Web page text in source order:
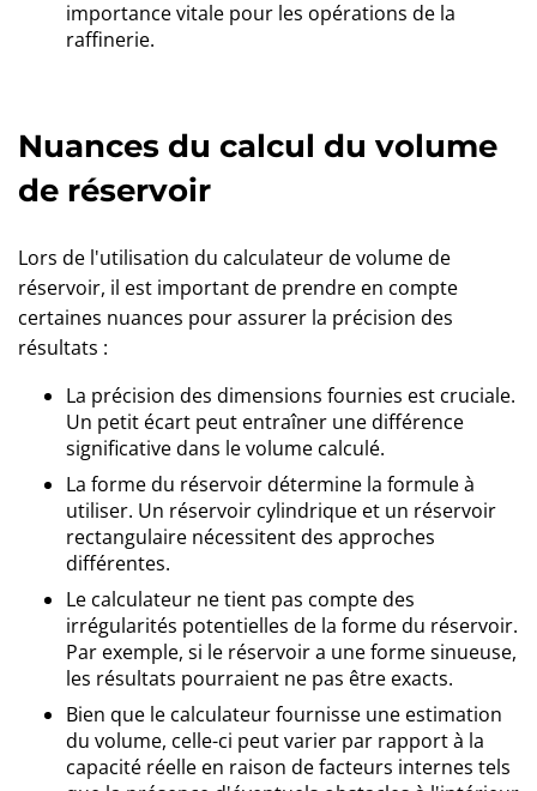
importance vitale pour les opérations de la
raffinerie.
Nuances du calcul du volume
de réservoir
Lors de l'utilisation du calculateur de volume de
réservoir, il est important de prendre en compte
certaines nuances pour assurer la précision des
résultats :
La précision des dimensions fournies est cruciale.
Un petit écart peut entraîner une différence
significative dans le volume calculé.
La forme du réservoir détermine la formule à
utiliser. Un réservoir cylindrique et un réservoir
rectangulaire nécessitent des approches
différentes.
Le calculateur ne tient pas compte des
irrégularités potentielles de la forme du réservoir.
Par exemple, si le réservoir a une forme sinueuse,
les résultats pourraient ne pas être exacts.
Bien que le calculateur fournisse une estimation
du volume, celle-ci peut varier par rapport à la
capacité réelle en raison de facteurs internes tels